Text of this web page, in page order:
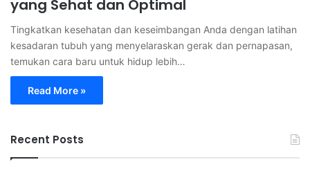
yang Sehat dan Optimal
Tingkatkan kesehatan dan keseimbangan Anda dengan latihan
kesadaran tubuh yang menyelaraskan gerak dan pernapasan,
temukan cara baru untuk hidup lebih…
Read More »
Recent Posts